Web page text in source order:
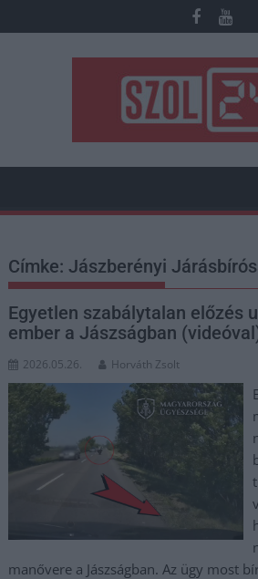
to
Címke:Jászberényi
Egyetlen szabálytalan előzés
ember a Jászságban
2026.05.26. Horváth Zsolt
manővere a Jászságban. Az ügy most